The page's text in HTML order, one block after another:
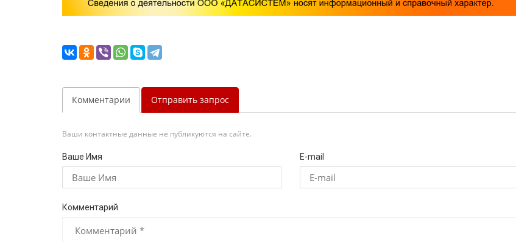
Комментарии Отправить запрос
Ваши контактные данные не публикуются на сайте.
Ваше Имя E-mail
Комментарий